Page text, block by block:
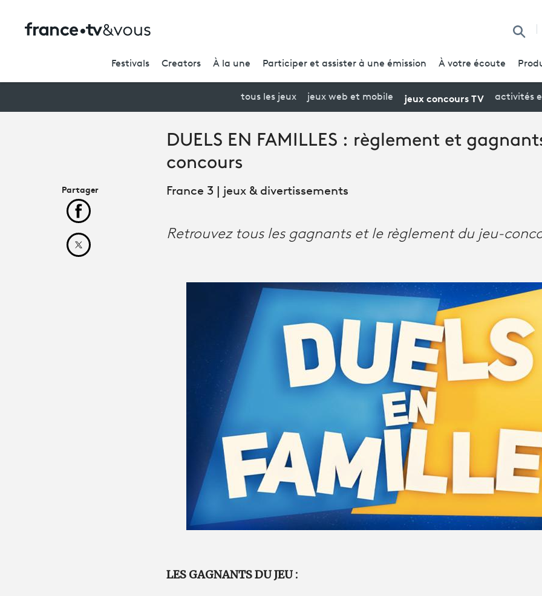
Festivals Creators À la une Participer et assister à une émission À votre écoute
tous les jeux jeux web et mobile jeux concours TV activités
DUELS EN FAMILLES : règlement et
concours
France 3 | jeux & divertissements
Retrouvez tous les gagnants et le règlement du jeu-
LES GAGNANTS DU JEU :
Partager
Partager cet article sur Facebook
Partager cet article sur X